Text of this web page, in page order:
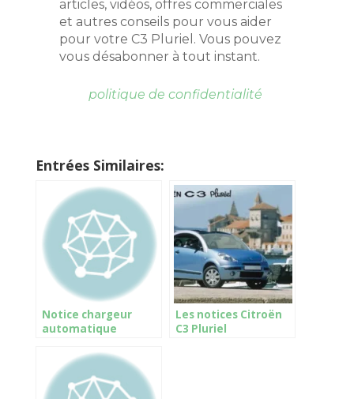
articles, vidéos, offres commerciales
et autres conseils pour vous aider
pour votre C3 Pluriel. Vous pouvez
vous désabonner à tout instant.
politique de confidentialité
Entrées Similaires:
Notice chargeur
automatique
Les notices Citroën
C3 Pluriel